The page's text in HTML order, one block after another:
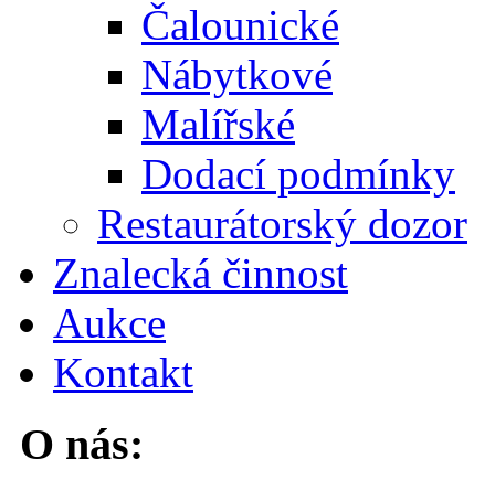
Čalounické
Nábytkové
Malířské
Dodací podmínky
Restaurátorský dozor
Znalecká činnost
Aukce
Kontakt
O nás: